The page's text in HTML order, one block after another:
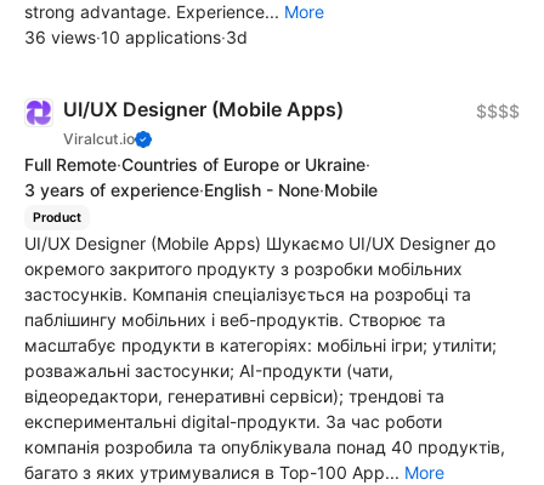
strong advantage. Experience... More
36 views·10 applications·3d
UI/UX Designer (Mobile Apps)
Viralcut.io
$$$$
Full Remote·Countries of Europe or Ukraine·
3 years of experience·English - None·Mobile
Product
UI/UX Designer (Mobile Apps) Шукаємо UI/UX Designer до
окремого закритого продукту з розробки мобільних
застосунків. Компанія спеціалізується на розробці та
паблішингу мобільних і веб-продуктів. Створює та
масштабує продукти в категоріях: мобільні ігри; утиліти;
розважальні застосунки; AI-продукти (чати,
відеоредактори, генеративні сервіси); трендові та
експериментальні digital-продукти. За час роботи
компанія розробила та опублікувала понад 40 продуктів,
багато з яких утримувалися в Top-100 App... More